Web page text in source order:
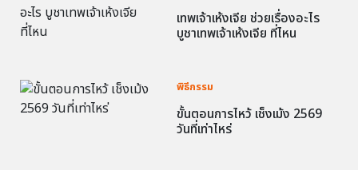
เทพเจ้าเห้งเจีย ช่วยเรื่องอะไร
บูชาเทพเจ้าเห้งเจีย ที่ไหน
พิธีกรรม
ขั้นตอนการไหว้ เช็งเม้ง 2569
วันที่เท่าไหร่